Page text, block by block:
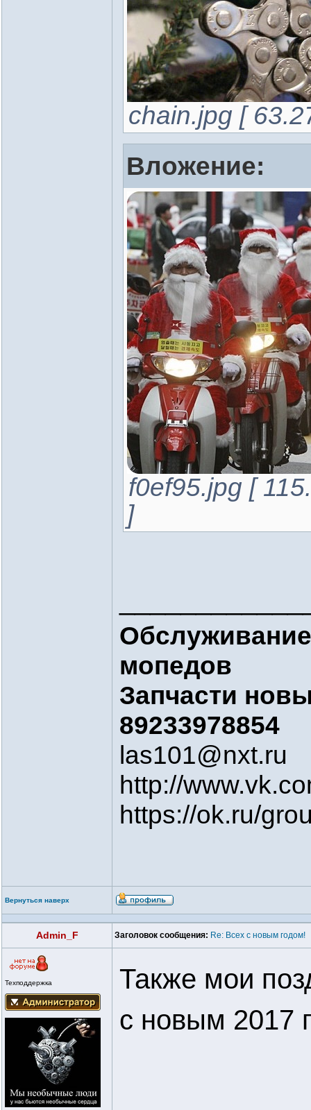
chain.jpg [
Вложение:
f0ef95.jpg [
]
мопедов
Запчасти
89233978854
las101@nxt.ru
http://
https://ok.ru/
Вернуться наверх
Admin_F Заголовок сообщения: Re: Всех с новым годом!
Техподдержка
Также мои
с новым 2017